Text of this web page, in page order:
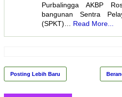
Purbalingga AKBP
bangunan Sentra
(SPKT)…
Read More...
Posting Lebih Baru